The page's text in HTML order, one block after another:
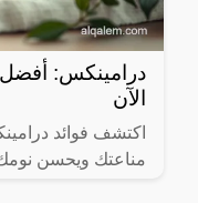
الآن
اكتشف فوائد
مناعتك ويحسن